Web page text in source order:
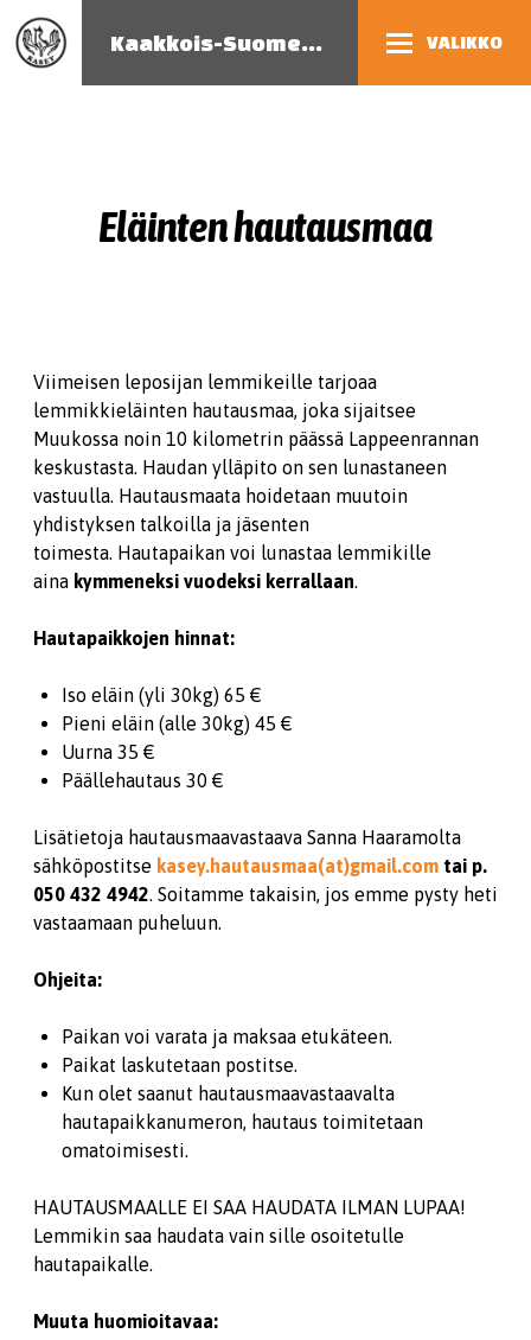
Kaakkois-Suomen eläinsuojeluyhdistys VALIKKO
Eläinten hautausmaa
Viimeisen leposijan lemmikeille tarjoaa
lemmikkieläinten hautausmaa, joka sijaitsee
Muukossa noin 10 kilometrin päässä Lappeenrannan
keskustasta. Haudan ylläpito on sen lunastaneen
vastuulla. Hautausmaata hoidetaan muutoin
yhdistyksen talkoilla ja jäsenten
toimesta. Hautapaikan voi lunastaa lemmikille
aina kymmeneksi vuodeksi kerrallaan.
Hautapaikkojen hinnat:
Iso eläin (yli 30kg) 65 €
Pieni eläin (alle 30kg) 45 €
Uurna 35 €
Päällehautaus 30 €
Lisätietoja hautausmaavastaava Sanna Haaramolta
sähköpostitse kasey.hautausmaa(at)gmail.com tai p.
050 432 4942. Soitamme takaisin, jos emme pysty heti
vastaamaan puheluun.
Ohjeita:
Paikan voi varata ja maksaa etukäteen.
Paikat laskutetaan postitse.
Kun olet saanut hautausmaavastaavalta
hautapaikkanumeron, hautaus toimitetaan
omatoimisesti.
HAUTAUSMAALLE EI SAA HAUDATA ILMAN LUPAA!
Lemmikin saa haudata vain sille osoitetulle
hautapaikalle.
Muuta huomioitavaa: